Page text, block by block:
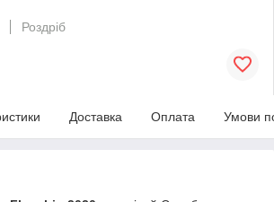
Роздріб
Доставка Оплата Умови